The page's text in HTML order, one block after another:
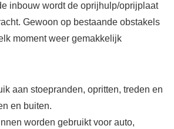
inbouw wordt de oprijhulp/oprijplaat
Gewoon op bestaande obstakels
moment weer gemakkelijk
aan stoepranden, opritten, treden en
en buiten.
worden gebruikt voor auto,